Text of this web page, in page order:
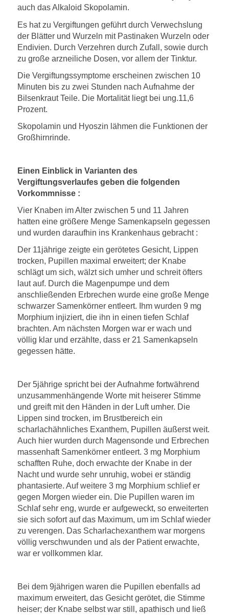
auch das Alkaloid Skopolamin.
Es hat zu Vergiftungen geführt durch Verwechslung
der Blätter und Wurzeln mit Pastinaken Wurzeln oder
Endivien. Durch Verzehren durch Zufall, sowie durch
zu große arzneiliche Dosen, vor allem der Tinktur.
Die Vergiftungssymptome erscheinen zwischen 10
Minuten bis zu zwei Stunden nach Aufnahme der
Bilsenkraut Teile. Die Mortalität liegt bei ung.11,6
Prozent.
Skopolamin und Hyoszin lähmen die Funktionen der
Großhirnrinde.
Einen Einblick in Varianten des
Vergiftungsverlaufes geben die folgenden
Vorkommnisse :
Vier Knaben im Alter zwischen 5 und 11 Jahren
hatten eine größere Menge Samenkapseln gegessen
und wurden daraufhin ins Krankenhaus gebracht :
Der 11jährige zeigte ein gerötetes Gesicht, Lippen
trocken, Pupillen maximal erweitert; der Knabe
schlägt um sich, wälzt sich umher und schreit öfters
laut auf. Durch die Magenpumpe und dem
anschließenden Erbrechen wurde eine große Menge
schwarzer Samenkörner entleert. Ihm wurden 9 mg
Morphium injiziert, die ihn in einen tiefen Schlaf
brachten. Am nächsten Morgen war er wach und
völlig klar und erzählte, dass er 21 Samenkapseln
gegessen hätte.
Der 5jährige spricht bei der Aufnahme fortwährend
unzusammenhängende Worte mit heiserer Stimme
und greift mit den Händen in der Luft umher. Die
Lippen sind trocken, im Brustbereich ein
scharlachähnliches Exanthem, Pupillen äußerst weit.
Auch hier wurden durch Magensonde und Erbrechen
massenhaft Samenkörner entleert. 3 mg Morphium
schafften Ruhe, doch erwachte der Knabe in der
Nacht und wurde sehr unruhig, wobei er ständig
phantasierte. Auf weitere 3 mg Morphium schlief er
gegen Morgen wieder ein. Die Pupillen waren im
Schlaf sehr eng, wurde er aufgeweckt, so erweiterten
sie sich sofort auf das Maximum, um im Schlaf wieder
zu verengen. Das Scharlachexanthem war morgens
völlig verschwunden und als der Patient erwachte,
war er vollkommen klar.
Bei dem 9jährigen waren die Pupillen ebenfalls ad
maximum erweitert, das Gesicht gerötet, die Stimme
heiser; der Knabe selbst war still, apathisch und ließ